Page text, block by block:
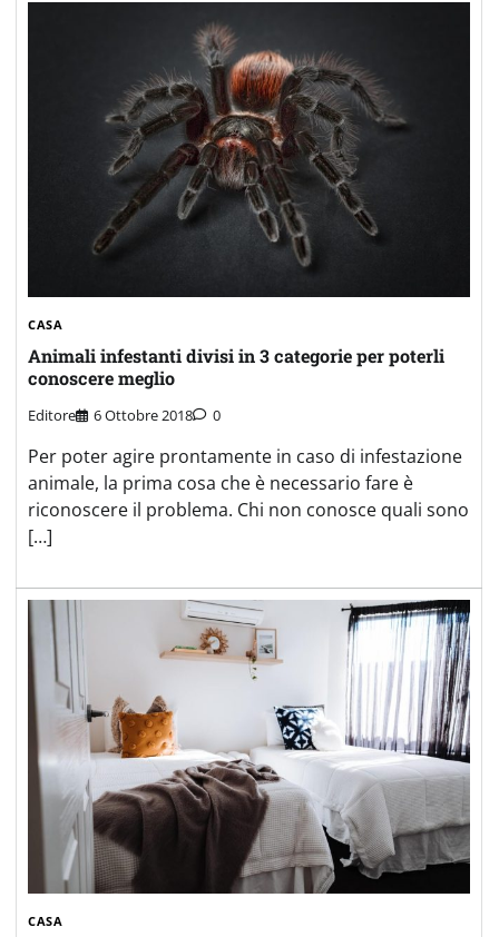
CASA
Animali infestanti divisi in 3 categorie per poterli
conoscere meglio
Editore 6 Ottobre 2018 0
Per poter agire prontamente in caso di infestazione
animale, la prima cosa che è necessario fare è
riconoscere il problema. Chi non conosce quali sono
[…]
CASA